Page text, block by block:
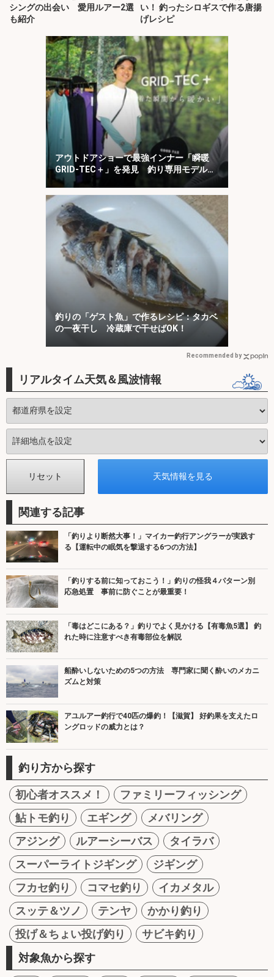
シングの出会い 愛用ルアー2選
も紹介
い！ 釣ったシロギスで作る唐揚
げレシピ
アウトドアショーで最強インナー「瞬暖
GRID-TEC＋」を発見 釣り専用モデルも
登場
釣りの「ゲスト魚」で作るレシピ：タカベ
の一夜干し 冷蔵庫で干せばOK！
Recommended by
リアルタイム天気＆風波情報
関連する記事
「釣りより断然大事！」マイカー釣行アングラーが実践す
る【運転中の眠気を撃退する6つの方法】
「釣りする前に知っておこう！」釣りの怪我４パターン別
応急処置 事前に防ぐことが最重要！
「毒はどこにある？」釣りでよく見かける【有毒魚5選】 釣
れた時に注意すべき有毒部位を解説
船酔いしないための5つの方法 専門家に聞く酔いのメカニ
ズムと対策
アユルアー釣行で40匹の爆釣！【滋賀】 好釣果を支えたロ
ングロッドの威力とは？
釣り方から探す
初心者オススメ！
ファミリーフィッシング
鮎トモ釣り
エギング
メバリング
アジング
ルアーシーバス
タイラバ
スーパーライトジギング
ジギング
フカセ釣り
コマセ釣り
イカメタル
スッテ＆ツノ
テンヤ
かかり釣り
投げ＆ちょい投げ釣り
サビキ釣り
対象魚から探す